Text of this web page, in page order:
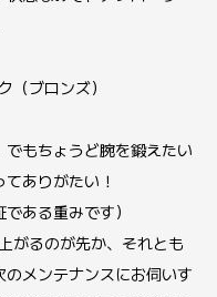
ブロンズ）
もちょうど腕を鍛えたい
ありがたい！
ある重みです）
がるのが先か、それとも
メンテナンスにお伺いす